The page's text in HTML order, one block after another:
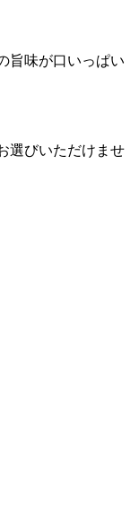
旨味が口いっぱい
選びいただけませ